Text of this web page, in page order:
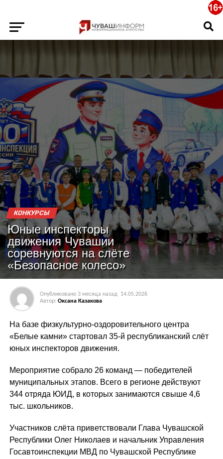
КОНКУРСЫ
Юные инспекторы
движения Чувашии
соревнуются на слёте
«Безопасное колесо»
Опубликовано 3 месяца назад
14.05.2026
Автор: Оксана Казакова
На базе физкультурно-оздоровительного центра
«Белые камни» стартовал 35-й республиканский слёт
юных инспекторов движения.
Мероприятие собрало 26 команд — победителей
муниципальных этапов. Всего в регионе действуют
344 отряда ЮИД, в которых занимаются свыше 4,6
тыс. школьников.
Участников слёта приветствовали Глава Чувашской
Республики Олег Николаев и начальник Управления
Госавтоинспекции МВД по Чувашской Республике